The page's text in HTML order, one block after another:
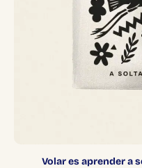
Volar es aprender a